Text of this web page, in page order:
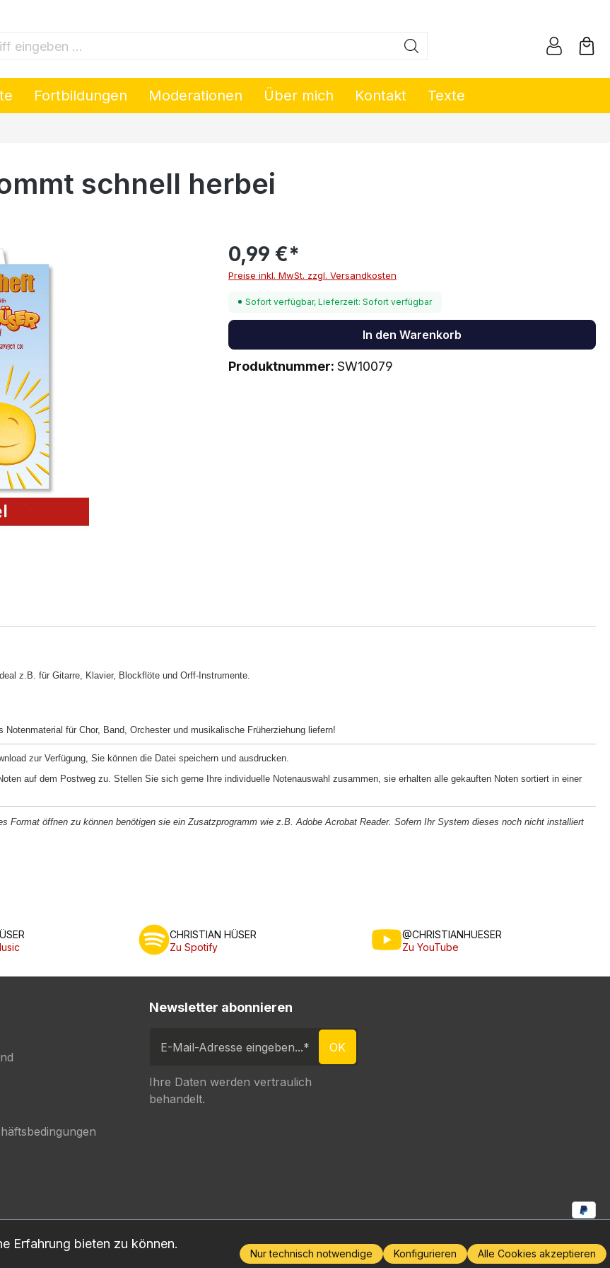
eingeben ...
Fortbildungen Moderationen Über mich Kontakt Texte
schnell herbei
0,99 €*
Preise inkl. MwSt. zzgl. Versandkosten
Sofort verfügbar, Lieferzeit: Sofort verfügbar
In den Warenkorb
Produktnummer: SW10079
z.B. für Gitarre, Klavier, Blockflöte und Orff-Instrumente.
für Chor, Band, Orchester und musikalische Früherziehung liefern!
zur Verfügung, Sie können die Datei speichern und ausdrucken.
auf dem Postweg zu. Stellen Sie sich gerne Ihre individuelle Notenauswahl zusammen, sie erhalten alle gekauften Noten sortiert in einer
Format öffnen zu können benötigen sie ein Zusatzprogramm wie z.B. Adobe Acrobat Reader. Sofern Ihr System dieses noch nicht installiert
CHRISTIAN HÜSER
Zu Spotify
@CHRISTIANHUESER
Zu YouTube
Newsletter abonnieren
OK
Ihre Daten werden vertraulich
behandelt.
Erfahrung bieten zu können.
Nur technisch notwendige Konfigurieren Alle Cookies akzeptieren